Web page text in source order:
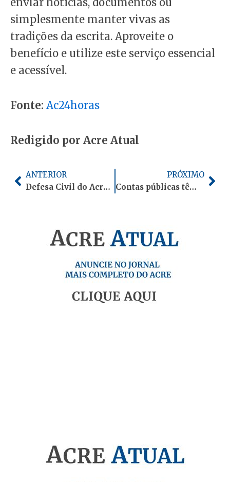
simplesmente manter vivas as
tradições da escrita. Aproveite o
benefício e utilize este serviço essencial
e acessível.
Fonte: Ac24horas
Redigido por Acre Atual
Anterior
ANTERIOR
Defesa Civil do Acre abre dispensa de licitação para compra de kits de limpeza e higiene a famílias atingidas por enchentes
PRÓXIMO
Contas públicas têm superávit de R$ 103,7 bilhões em janeiro, aponta Banco Central